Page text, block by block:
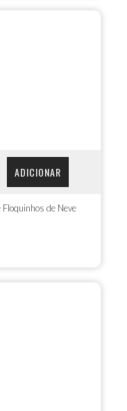
ADICIONAR
de Neve